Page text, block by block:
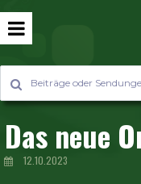
Das neue
12.10.2023